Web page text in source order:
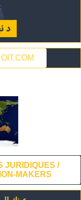
JURIDIQUES /
MAKERS